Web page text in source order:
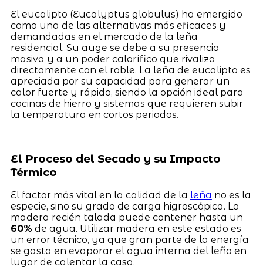
El eucalipto (Eucalyptus globulus) ha emergido
como una de las alternativas más eficaces y
demandadas en el mercado de la leña
residencial. Su auge se debe a su presencia
masiva y a un poder calorífico que rivaliza
directamente con el roble. La leña de eucalipto es
apreciada por su capacidad para generar un
calor fuerte y rápido, siendo la opción ideal para
cocinas de hierro y sistemas que requieren subir
la temperatura en cortos periodos.
El Proceso del Secado y su Impacto
Térmico
El factor más vital en la calidad de la leña no es la
especie, sino su grado de carga higroscópica. La
madera recién talada puede contener hasta un
60% de agua. Utilizar madera en este estado es
un error técnico, ya que gran parte de la energía
se gasta en evaporar el agua interna del leño en
lugar de calentar la casa.